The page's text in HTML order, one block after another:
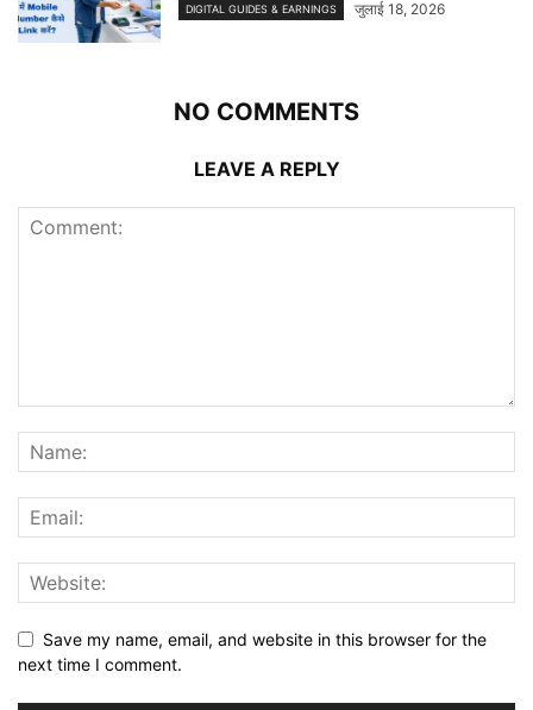
DIGITAL GUIDES & EARNINGS जुलाई 18, 2026
NO COMMENTS
LEAVE A REPLY
Save my name, email, and website in this browser for the
next time I comment.